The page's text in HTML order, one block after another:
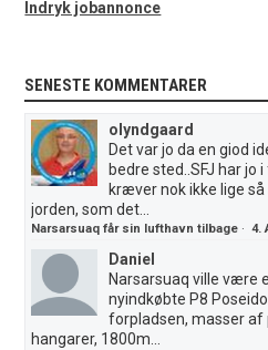
Indryk jobannonce
SENESTE KOMMENTARER
olyndgaard
Det var jo da en giod
bedre sted..SFJ har
kræver nok ikke lige
jorden, som det...
Narsarsuaq får sin lufthavn tilbage ·4.
Daniel
Narsarsuaq ville være
nyindkøbte P8
forpladsen, masser af
hangarer, 1800m...